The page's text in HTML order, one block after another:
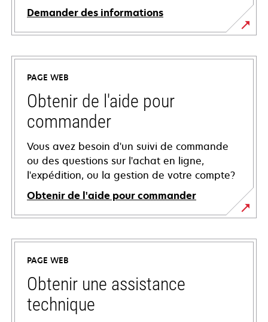
Demander des informations
PAGE WEB
Obtenir de l'aide pour
commander
Vous avez besoin d'un suivi de commande
ou des questions sur l'achat en ligne,
l'expédition, ou la gestion de votre compte?
Obtenir de l'aide pour commander
PAGE WEB
Obtenir une assistance
technique